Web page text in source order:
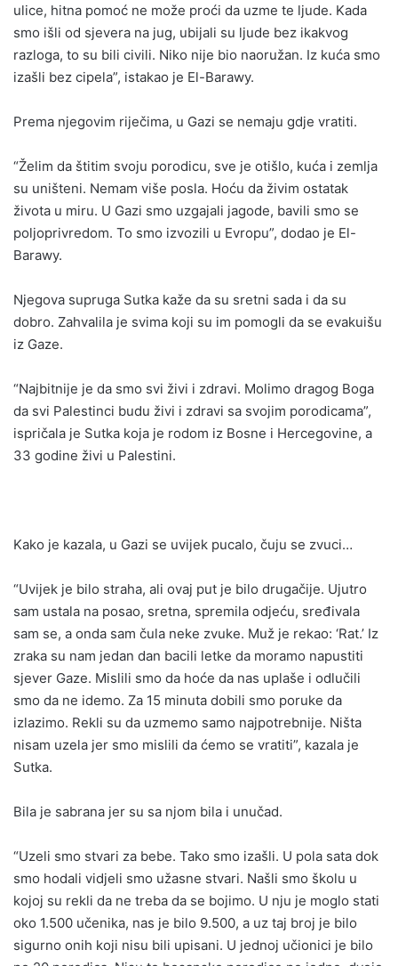
ulice, hitna pomoć ne može proći da uzme te ljude. Kada
smo išli od sjevera na jug, ubijali su ljude bez ikakvog
razloga, to su bili civili. Niko nije bio naoružan. Iz kuća smo
izašli bez cipela”, istakao je El-Barawy.
Prema njegovim riječima, u Gazi se nemaju gdje vratiti.
“Želim da štitim svoju porodicu, sve je otišlo, kuća i zemlja
su uništeni. Nemam više posla. Hoću da živim ostatak
života u miru. U Gazi smo uzgajali jagode, bavili smo se
poljoprivredom. To smo izvozili u Evropu”, dodao je El-
Barawy.
Njegova supruga Sutka kaže da su sretni sada i da su
dobro. Zahvalila je svima koji su im pomogli da se evakuišu
iz Gaze.
“Najbitnije je da smo svi živi i zdravi. Molimo dragog Boga
da svi Palestinci budu živi i zdravi sa svojim porodicama”,
ispričala je Sutka koja je rodom iz Bosne i Hercegovine, a
33 godine živi u Palestini.
Kako je kazala, u Gazi se uvijek pucalo, čuju se zvuci…
“Uvijek je bilo straha, ali ovaj put je bilo drugačije. Ujutro
sam ustala na posao, sretna, spremila odjeću, sređivala
sam se, a onda sam čula neke zvuke. Muž je rekao: ‘Rat.’ Iz
zraka su nam jedan dan bacili letke da moramo napustiti
sjever Gaze. Mislili smo da hoće da nas uplaše i odlučili
smo da ne idemo. Za 15 minuta dobili smo poruke da
izlazimo. Rekli su da uzmemo samo najpotrebnije. Ništa
nisam uzela jer smo mislili da ćemo se vratiti”, kazala je
Sutka.
Bila je sabrana jer su sa njom bila i unučad.
“Uzeli smo stvari za bebe. Tako smo izašli. U pola sata dok
smo hodali vidjeli smo užasne stvari. Našli smo školu u
kojoj su rekli da ne treba da se bojimo. U nju je moglo stati
oko 1.500 učenika, nas je bilo 9.500, a uz taj broj je bilo
sigurno onih koji nisu bili upisani. U jednoj učionici je bilo